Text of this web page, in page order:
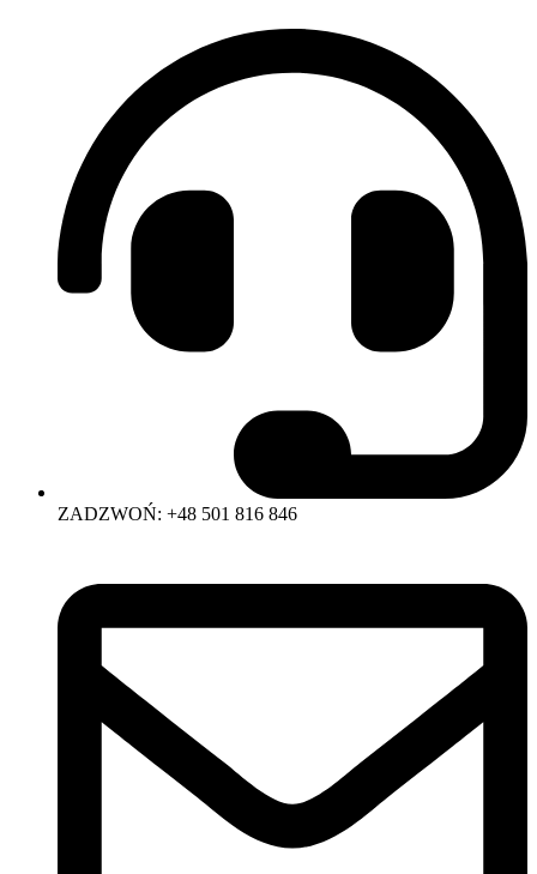
ZADZWOŃ: +48 501 816 846